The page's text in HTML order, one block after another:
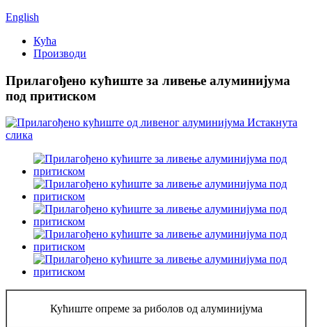
English
Кућа
Производи
Прилагођено кућиште за ливење алуминијума
под притиском
Кућиште опреме за риболов од алуминијума